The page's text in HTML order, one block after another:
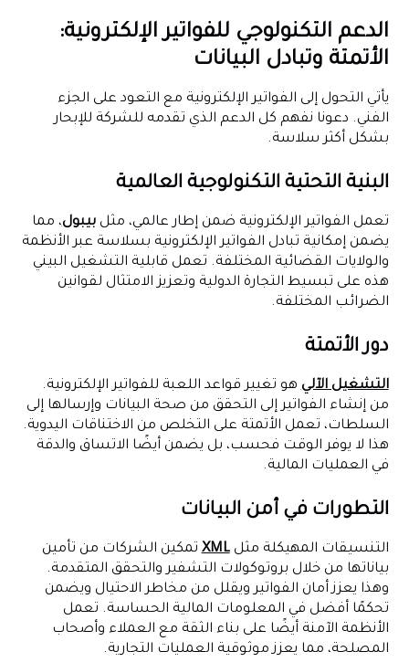
الدعم التكنولوجي للفواتير الإلكترونية:
الأتمتة وتبادل البيانات
يأتي التحول إلى الفواتير الإلكترونية مع التعود على الجزء
الفني. دعونا نفهم كل الدعم الذي تقدمه للشركة للإبحار
بشكل أكثر سلاسة.
البنية التحتية التكنولوجية العالمية
تعمل الفواتير الإلكترونية ضمن إطار عالمي، مثلبيبول، مما
يضمن إمكانية تبادل الفواتير الإلكترونية بسلاسة عبر الأنظمة
والولايات القضائية المختلفة. تعمل قابلية التشغيل البيني
هذه على تبسيط التجارة الدولية وتعزيز الامتثال لقوانين
الضرائب المختلفة.
دور الأتمتة
التشغيل الآليهو تغيير قواعد اللعبة للفواتير الإلكترونية.
من إنشاء الفواتير إلى التحقق من صحة البيانات وإرسالها إلى
السلطات، تعمل الأتمتة على التخلص من الاختناقات اليدوية.
هذا لا يوفر الوقت فحسب، بل يضمن أيضًا الاتساق والدقة
في العمليات المالية.
التطورات في أمن البيانات
التنسيقات المهيكلة مثل XMLتمكين الشركات من تأمين
بياناتها من خلال بروتوكولات التشفير والتحقق المتقدمة.
وهذا يعزز أمان الفواتير ويقلل من مخاطر الاحتيال ويضمن
تحكمًا أفضل في المعلومات المالية الحساسة. تعمل
الأنظمة الآمنة أيضًا على بناء الثقة مع العملاء وأصحاب
المصلحة، مما يعزز موثوقية العمليات التجارية.